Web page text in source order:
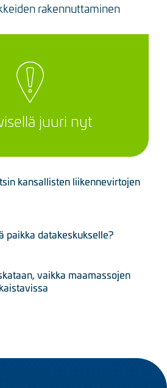
rakennuttaminen
juuri nyt
kansallisten liikennevirtojen
paikka datakeskukselle?
vaikka maamassojen